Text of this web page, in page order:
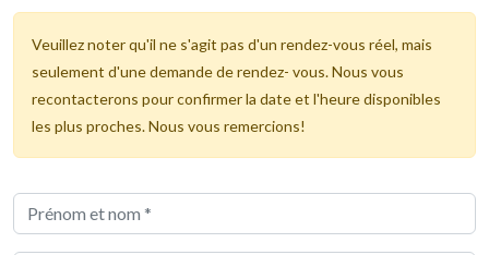
Veuillez noter qu'il ne s'agit pas d'un rendez-vous réel, mais
seulement d'une demande de rendez- vous. Nous vous
recontacterons pour confirmer la date et l'heure disponibles
les plus proches. Nous vous remercions!